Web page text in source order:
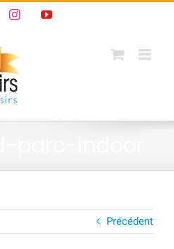
InstagramYouTube
Précédent